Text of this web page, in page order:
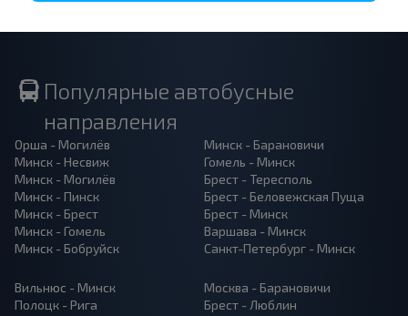
Популярные автобусные
направления
Орша - Могилёв
Минск - Несвиж
Минск - Могилёв
Минск - Пинск
Минск - Брест
Минск - Гомель
Минск - Бобруйск
Минск - Барановичи
Гомель - Минск
Брест - Тересполь
Брест - Беловежская Пуща
Брест - Минск
Варшава - Минск
Санкт-Петербург - Минск
Вильнюс - Минск
Полоцк - Рига
Москва - Барановичи
Брест - Люблин